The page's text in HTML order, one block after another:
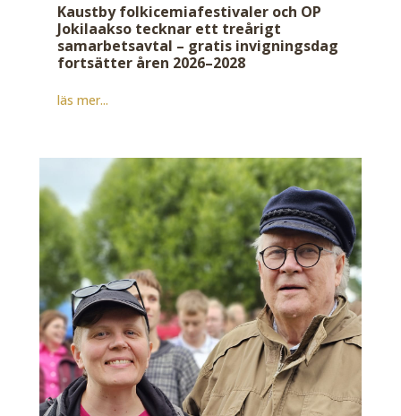
Kaustby folkicemiafestivaler och OP
Jokilaakso tecknar ett treårigt
samarbetsavtal – gratis invigningsdag
fortsätter åren 2026–2028
läs mer...